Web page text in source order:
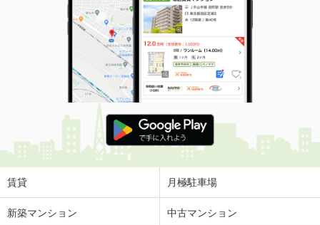
価 格
5万円
住 所
群馬県高崎市新保町
専有面積 35.72m²
間取り
ワンルーム
群馬県伊勢崎市境下渕名
価 格
5.10万円
住 所
群馬県伊勢崎市境下渕名
専有面積
群馬県高崎市剣崎町
賃貸 月極駐車場
新築マンション 中古マンション